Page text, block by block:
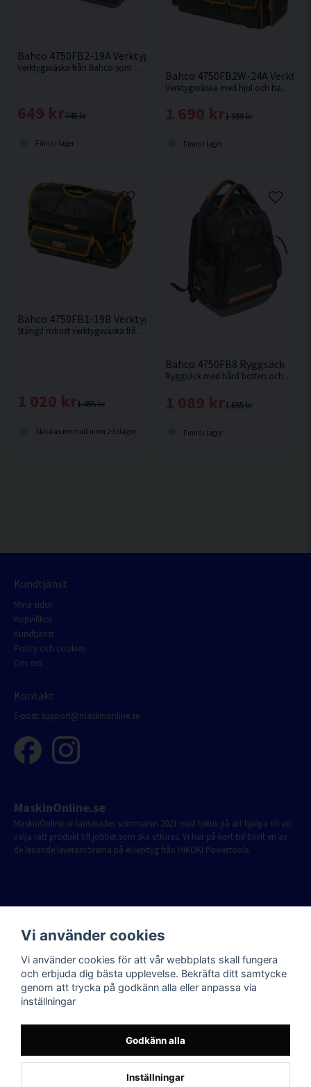
Bahco 4750FB2-19A Verktygsväska 32L
Verktygsväska från Bahco som är tillverkad i textil och har en hård botten.
749 kr
649 kr
Finns i lager
Bahco 4750FB2W-24A
Verktygsväska med hjul och handtag på hela 73L från Bahco.
1 999 kr
1 690 kr
Finns i lager
Bahco 4750FB1-19B Verktygsväska 32L
Stängd robust verktygsväska från Bahco med hård botten .
1 495 kr
1 020 kr
Skickas normalt inom 2-5 dagar
Bahco 4750FB8 Ryggsäck
Ryggsäck med hård botten och dubbla fack från Bahco.
1 695 kr
1 089 kr
Finns i lager
Kundtjänst
Mina sidor
Köpvillkor
Kundtjänst
Policy och cookies
Om oss
Kontakt
E-post: support@maskinonline.se
MaskinOnline.se
MaskinOnline.se lanserades sommaren 2021 med fokus på att hjälpa till att
välja rätt produkt till jobbet som ska utföras. Vi har på kort tid blivit en av
de ledande leverantörerna på elverktyg från HiKOKI Powertools.
Powered by Nyehandel AB
Vi använder cookies
Vi använder cookies för att vår webbplats skall fungera
och erbjuda dig bästa upplevelse. Bekräfta ditt samtycke
genom att trycka på godkänn alla eller anpassa via
inställningar
Godkänn alla
Inställningar